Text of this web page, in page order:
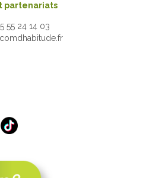
partenariats
55 24 14 03